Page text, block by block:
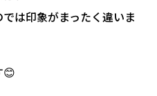
は印象がまったく違いま
😊